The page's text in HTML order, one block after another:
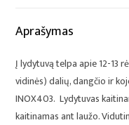
Aprašymas
Į lydytuvą telpa apie 12-13
vidinės) dalių, dangčio ir
INOX403. Lydytuvas
kaitinamas ant laužo.